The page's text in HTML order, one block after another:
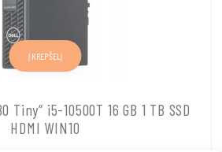
Tiny“ i5-10500T 16 GB 1 TB SSD
HDMI WIN10
Į KREPŠELĮ